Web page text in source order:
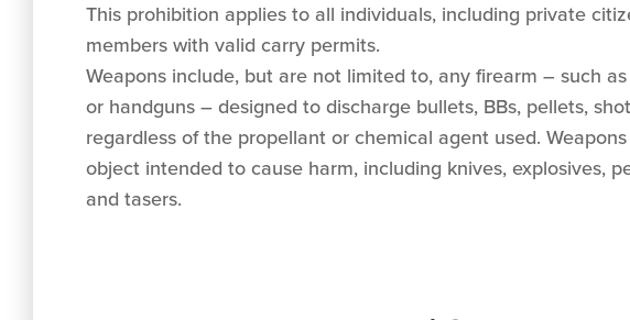
This prohibition applies to all individuals, including private
members with valid carry permits.
Weapons include, but are not limited to, any firearm – such
or handguns – designed to discharge bullets, BBs, pellets,
regardless of the propellant or chemical agent used.
object intended to cause harm, including knives, explosives,
and tasers.